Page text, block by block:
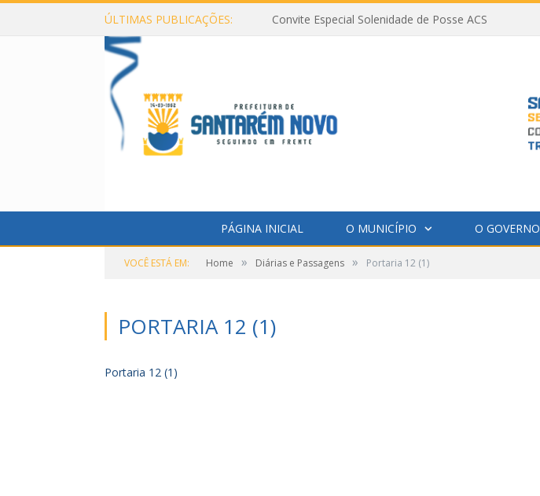
ÚLTIMAS PUBLICAÇÕES: Convite Especial Solenidade de Posse ACS
PÁGINA INICIAL O MUNICÍPIO O GOVERNO
VOCÊ ESTÁ EM: Home » Diárias e Passagens » Portaria 12 (1)
PORTARIA 12 (1)
Portaria 12 (1)